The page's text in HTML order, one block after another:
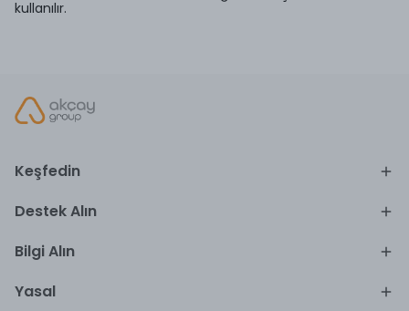
kullanılır.
Keşfedin
Destek Alın
Bilgi Alın
Yasal